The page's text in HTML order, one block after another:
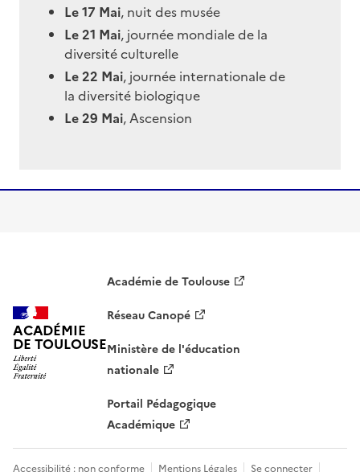
Le 17 Mai, nuit des musée
Le 21 Mai, journée mondiale de la
diversité culturelle
Le 22 Mai, journée internationale de
la diversité biologique
Le 29 Mai, Ascension
ACADÉMIE
DE TOULOUSE
Académie de Toulouse
Réseau Canopé
Ministère de l'éducation
nationale
Portail Pédagogique
Académique
Accessibilité : non conforme Mentions Légales Se connecter